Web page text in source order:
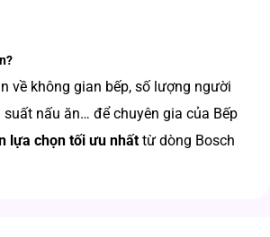
về không gian bếp, số lượng người
nấu ăn… để chuyên gia của Bếp
lựa chọn tối ưu nhất từ dòng Bosch